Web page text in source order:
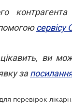
контрагента
сервісу
ви
за
перевірок